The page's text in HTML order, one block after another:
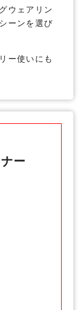
ウェアリン
ーンを選び
ー使いにも
ー